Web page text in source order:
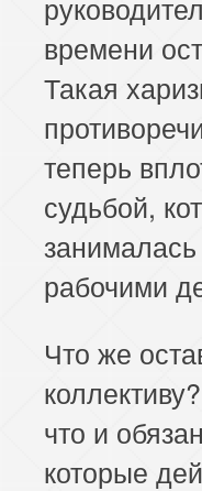
времени
Такая
теперь
судьбой,
рабочими
Что же
что и
которые